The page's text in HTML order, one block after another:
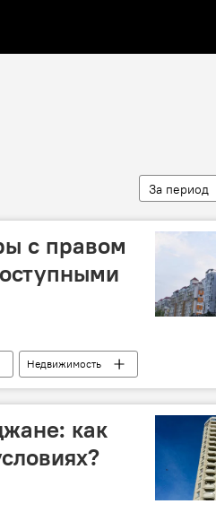
За период
с правом
Недвижимость
Аренда
как